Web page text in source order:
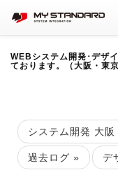
WEBシステム開発･デザ
ております。（大阪・東京
システム開発 大
過去ログ » デ